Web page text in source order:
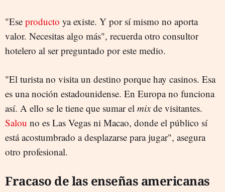
"Ese producto ya existe. Y por sí mismo no aporta
valor. Necesitas algo más", recuerda otro consultor
hotelero al ser preguntado por este medio.
"El turista no visita un destino porque hay casinos. Esa
es una noción estadounidense. En Europa no funciona
así. A ello se le tiene que sumar el mixde visitantes.
Salou no es Las Vegas ni Macao, donde el público sí
está acostumbrado a desplazarse para jugar", asegura
otro profesional.
Fracaso de las enseñas americanas